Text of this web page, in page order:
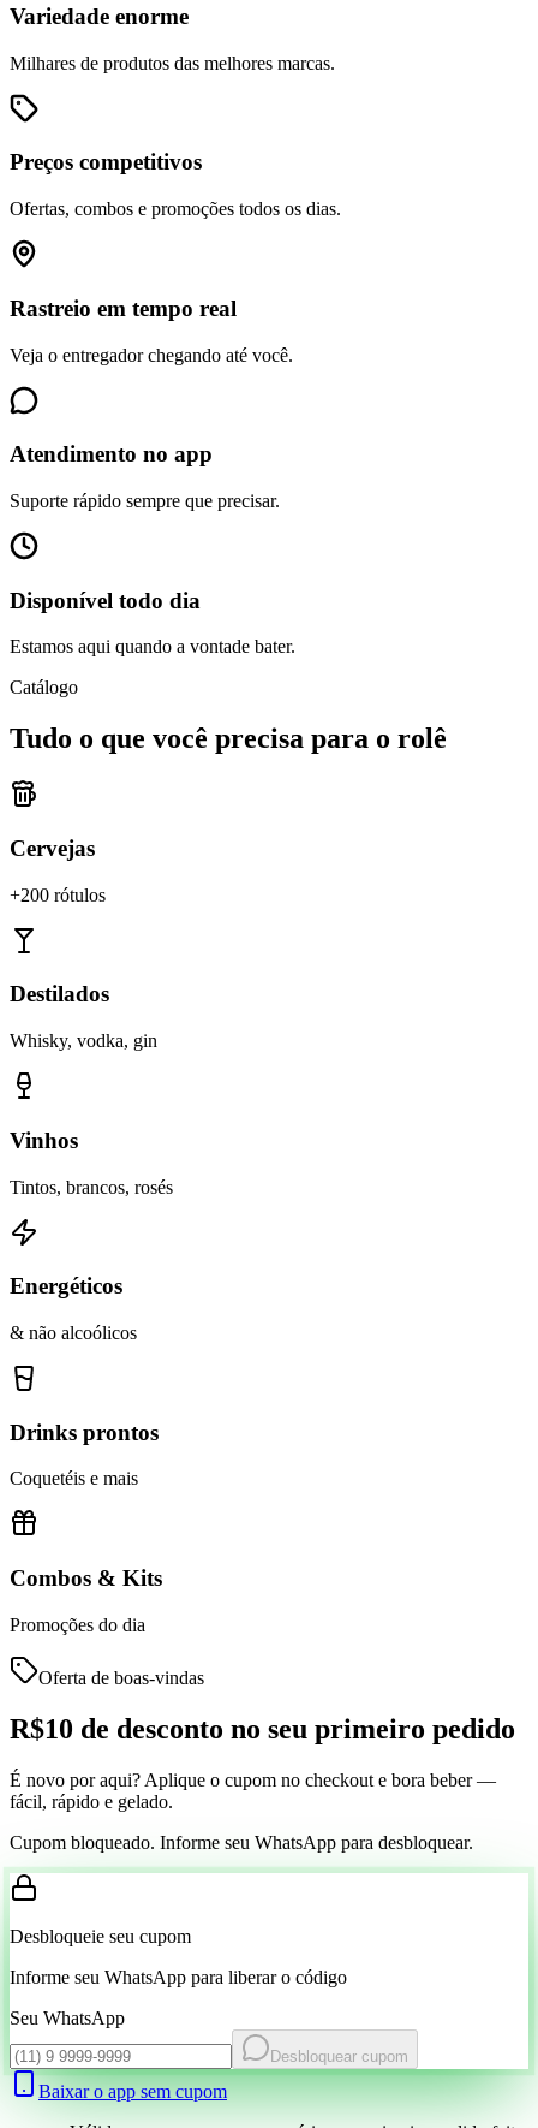
Variedade enorme
Milhares de produtos das melhores marcas.
Preços competitivos
Ofertas, combos e promoções todos os dias.
Rastreio em tempo real
Veja o entregador chegando até você.
Atendimento no app
Suporte rápido sempre que precisar.
Disponível todo dia
Estamos aqui quando a vontade bater.
Catálogo
Tudo o que você precisa para o rolê
Cervejas
+200 rótulos
Destilados
Whisky, vodka, gin
Vinhos
Tintos, brancos, rosés
Energéticos
& não alcoólicos
Drinks prontos
Coquetéis e mais
Combos & Kits
Promoções do dia
Oferta de boas-vindas
R$10 de desconto no seu primeiro pedido
É novo por aqui? Aplique o cupom no checkout e bora beber —
fácil, rápido e gelado.
Cupom bloqueado. Informe seu WhatsApp para desbloquear.
Desbloqueie seu cupom
Informe seu WhatsApp para liberar o código
Seu WhatsApp
Desbloquear cupom
Baixar o app sem cupom